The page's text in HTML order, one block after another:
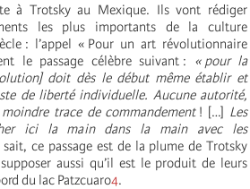
à Trotsky au Mexique. Ils vont rédiger
les plus importants de la culture
: l’appel « Pour un art révolutionnaire
le passage célèbre suivant : « pour la
doit dès le début même établir et
de liberté individuelle. Aucune autorité,
trace de commandement ! […] Les
ici la main dans la main avec les
sait, ce passage est de la plume de Trotsky
aussi qu’il est le produit de leurs
du lac Patzcuaro4.